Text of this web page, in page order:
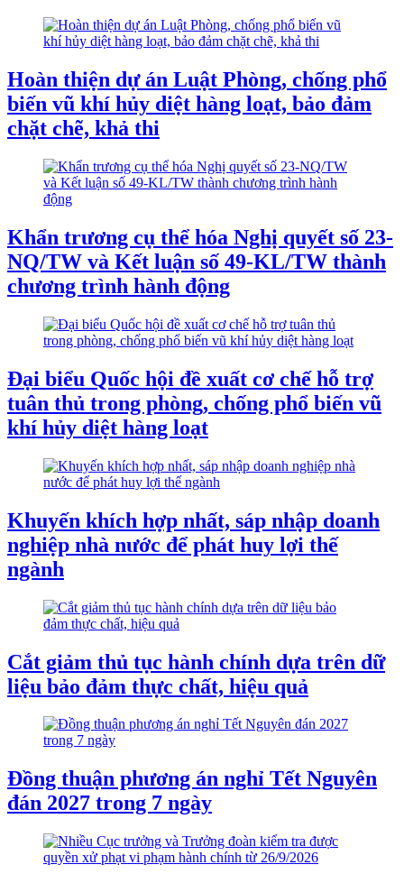
Hoàn thiện dự án Luật Phòng, chống phổ
biến vũ khí hủy diệt hàng loạt, bảo đảm
chặt chẽ, khả thi
Khẩn trương cụ thể hóa Nghị quyết số 23-
NQ/TW và Kết luận số 49-KL/TW thành
chương trình hành động
Đại biểu Quốc hội đề xuất cơ chế hỗ trợ
tuân thủ trong phòng, chống phổ biến vũ
khí hủy diệt hàng loạt
Khuyến khích hợp nhất, sáp nhập doanh
nghiệp nhà nước để phát huy lợi thế
ngành
Cắt giảm thủ tục hành chính dựa trên dữ
liệu bảo đảm thực chất, hiệu quả
Đồng thuận phương án nghỉ Tết Nguyên
đán 2027 trong 7 ngày